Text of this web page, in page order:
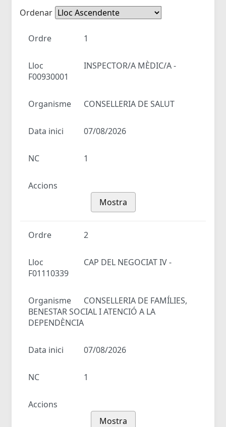
Ordenar
Ordre 1
Lloc
INSPECTOR/A MÈDIC/A -
F00930001
Organisme CONSELLERIA DE SALUT
Data inici 07/08/2026
NC 1
Accions
Mostra
Ordre 2
Lloc
CAP DEL NEGOCIAT IV -
F01110339
Organisme
CONSELLERIA DE FAMÍLIES,
BENESTAR SOCIAL I ATENCIÓ A LA
DEPENDÈNCIA
Data inici 07/08/2026
NC 1
Accions
Mostra